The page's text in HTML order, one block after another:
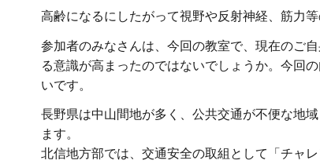
高齢になるにしたがって視野や反射神経、筋力
参加者のみなさんは、今回の教室で、現在のご
る意識が高まったのではないでしょうか。今回
いです。
長野県は中山間地が多く、公共交通が不便な地
ます。
北信地方部では、交通安全の取組として「チャ